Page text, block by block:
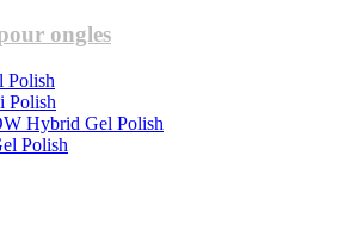
ongles
Polish
Polish
Hybrid Gel Polish
Polish